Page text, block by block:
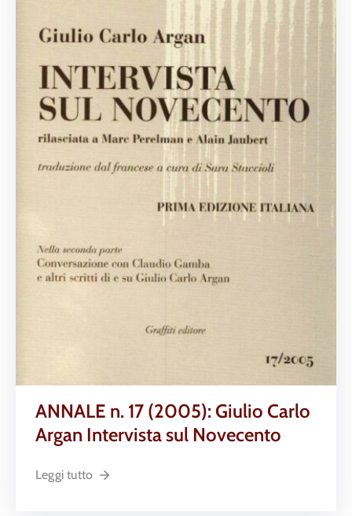
ANNALE n. 17 (2005): Giulio Carlo
Argan Intervista sul Novecento
Leggi tutto